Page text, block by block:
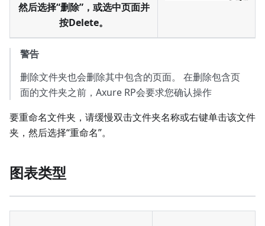
然后选择“删除”，或选中页面并
按Delete。
警告
删除文件夹也会删除其中包含的页面。 在删除包含页
面的文件夹之前，Axure RP会要求您确认操作
要重命名文件夹，请缓慢双击文件夹名称或右键单击该文件
夹，然后选择“重命名”。
图表类型